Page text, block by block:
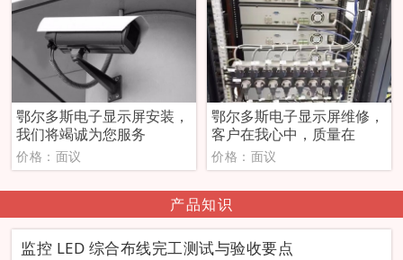
鄂尔多斯电子显示屏安装，
我们将竭诚为您服务
价格：面议
鄂尔多斯电子显示屏维修，
客户在我心中，质量在
价格：面议
产品知识
监控 LED 综合布线完工测试与验收要点